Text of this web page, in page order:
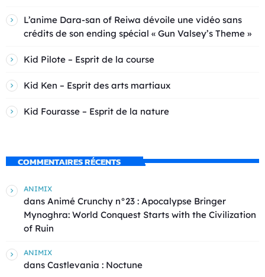
L’anime Dara-san of Reiwa dévoile une vidéo sans
crédits de son ending spécial « Gun Valsey’s Theme »
Kid Pilote – Esprit de la course
Kid Ken – Esprit des arts martiaux
Kid Fourasse – Esprit de la nature
COMMENTAIRES RÉCENTS
ANIMIX
dans Animé Crunchy n°23 : Apocalypse Bringer
Mynoghra: World Conquest Starts with the Civilization
of Ruin
ANIMIX
dans Castlevania : Noctune